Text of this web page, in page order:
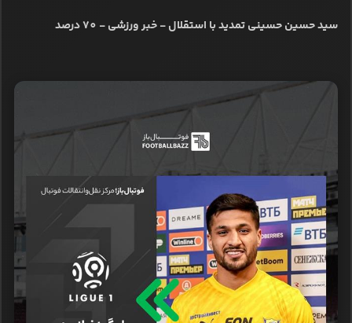
سید حسین حسینی تمدید با استقلال - خبر ورزشی - 70 درصد